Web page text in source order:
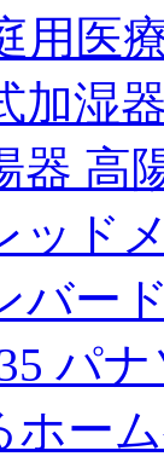
用医
湿
器 高
ッド
バー
パ
ホー